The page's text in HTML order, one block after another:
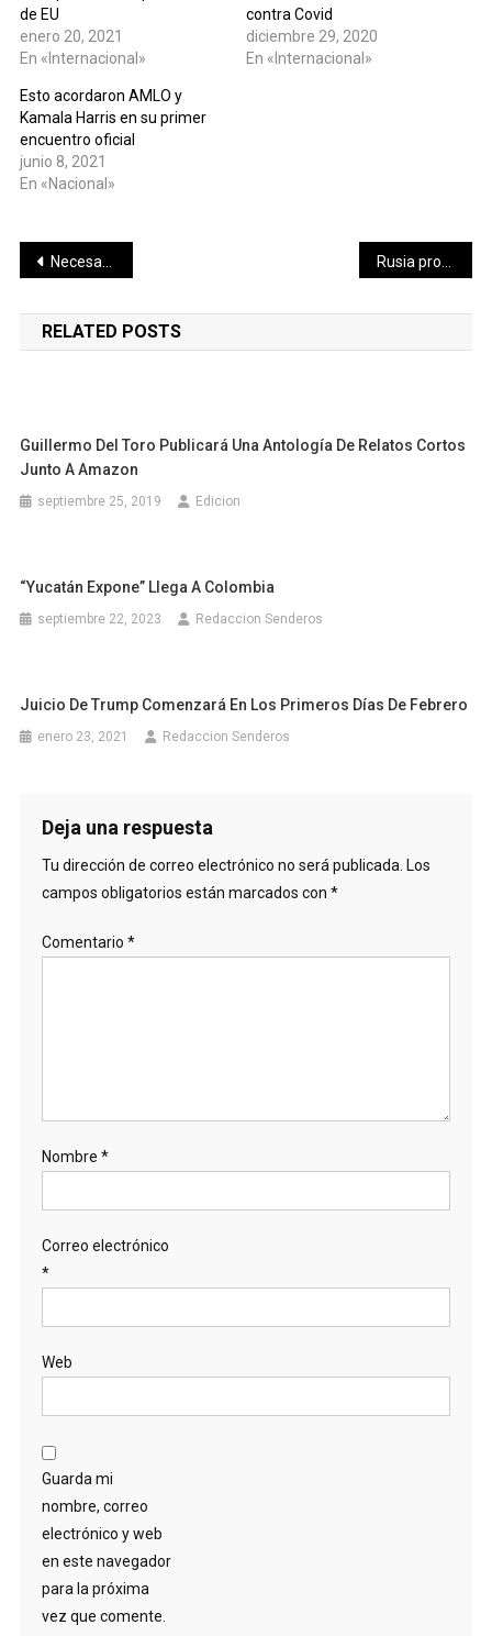
de EU
enero 20, 2021
En «Internacional»
contra Covid
diciembre 29, 2020
En «Internacional»
Esto acordaron AMLO y
Kamala Harris en su primer
encuentro oficial
junio 8, 2021
En «Nacional»
Navegación
de
entradas
Necesario impulsar obras para el desarrollo de una Mérida ordenada e incluyente, Verónica Camino
RELATED POSTS
Guillermo Del Toro Publicará Una Antología De Relatos Cortos
Junto A Amazon
septiembre 25, 2019 Edicion
“Yucatán Expone” Llega A Colombia
septiembre 22, 2023 Redaccion Senderos
Juicio De Trump Comenzará En Los Primeros Días De Febrero
enero 23, 2021 Redaccion Senderos
Deja una respuesta
Tu dirección de correo electrónico no será publicada. Los
campos obligatorios están marcados con *
Comentario *
Nombre *
Correo electrónico
*
Web
Guarda mi
nombre, correo
electrónico y web
en este navegador
para la próxima
vez que comente.